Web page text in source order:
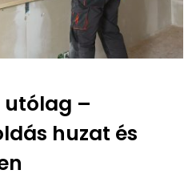
utólag –
huzat és